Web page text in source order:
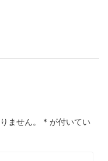
ません。 * が付いてい